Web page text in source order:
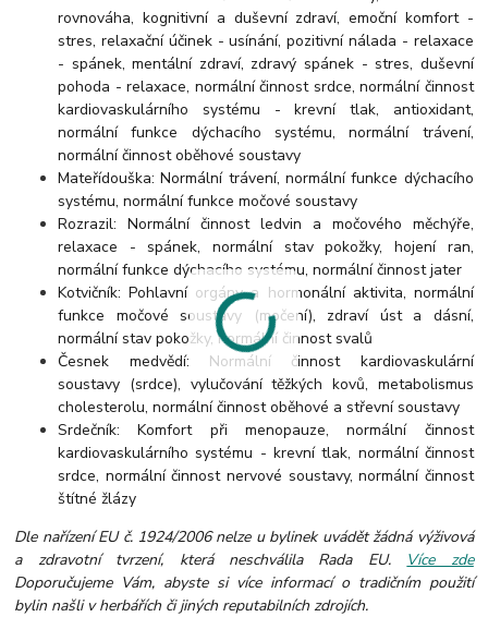
rovnováha, kognitivní a duševní zdraví, emoční komfort -
stres, relaxační účinek - usínání, pozitivní nálada - relaxace
- spánek, mentální zdraví, zdravý spánek - stres, duševní
pohoda - relaxace, normální činnost srdce, normální činnost
kardiovaskulárního systému - krevní tlak, antioxidant,
normální funkce dýchacího systému, normální trávení,
normální činnost oběhové soustavy
Mateřídouška: Normální trávení, normální funkce dýchacího
systému, normální funkce močové soustavy
Rozrazil: Normální činnost ledvin a močového měchýře,
relaxace - spánek, normální stav pokožky, hojení ran,
normální funkce dýchacího systému, normální činnost jater
Kotvičník: Pohlavní orgány a hormonální aktivita, normální
funkce močové soustavy (močení), zdraví úst a dásní,
normální stav pokožky, normální činnost svalů
Česnek medvědí: Normální činnost kardiovaskulární
soustavy (srdce), vylučování těžkých kovů, metabolismus
cholesterolu, normální činnost oběhové a střevní soustavy
Srdečník: Komfort při menopauze, normální činnost
kardiovaskulárního systému - krevní tlak, normální činnost
srdce, normální činnost nervové soustavy, normální činnost
štítné žlázy
Dle nařízení EU č. 1924/2006 nelze u bylinek uvádět žádná výživová
a zdravotní tvrzení, která neschválila Rada EU. Více zde
Doporučujeme Vám, abyste si více informací o tradičním použití
bylin našli v herbářích či jiných reputabilních zdrojích.